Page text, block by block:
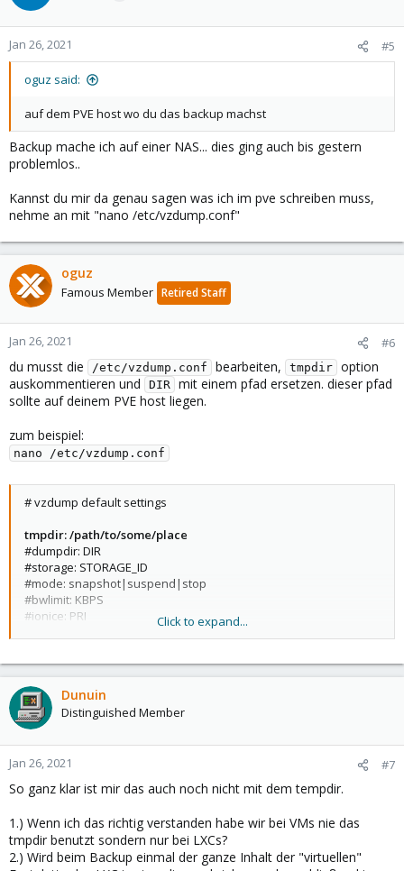
Jan 26, 2021 #5
oguz said:
auf dem PVE host wo du das backup machst
Backup mache ich auf einer NAS... dies ging auch bis gestern
problemlos..
Kannst du mir da genau sagen was ich im pve schreiben muss,
nehme an mit "nano /etc/vzdump.conf"
oguz
Famous Member Retired Staff
Jan 26, 2021 #6
du musst die /etc/vzdump.conf bearbeiten, tmpdir option
auskommentieren und
DIR mit einem pfad ersetzen. dieser pfad
sollte auf deinem PVE host liegen.
zum beispiel:
nano /etc/vzdump.conf
# vzdump default settings
tmpdir: /path/to/some/place
#dumpdir: DIR
#storage: STORAGE_ID
#mode: snapshot|suspend|stop
#bwlimit: KBPS
#ionice: PRI
#size: MB
#stdexcludes: BOOLEAN
#mailto: ADDRESSLIST
#maxfiles: N
#script: FILENAME
#exclude-path: PATHLIST
#pigz: N
Click to expand...
Dunuin
Distinguished Member
Jan 26, 2021 #7
So ganz klar ist mir das auch noch nicht mit dem tempdir.
1.) Wenn ich das richtig verstanden habe wir bei VMs nie das
tmpdir benutzt sondern nur bei LXCs?
2.) Wird beim Backup einmal der ganze Inhalt der "virtuellen"